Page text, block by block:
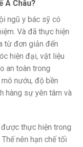
Á Châu?
ngũ y bác sỹ có
Và đã thực hiện
từ đơn giản đến
hiện đại, vật liệu
an toàn trong
nướu, độ bền
hàng sự yên tâm và
thực hiện trong
nên hạn chế tối